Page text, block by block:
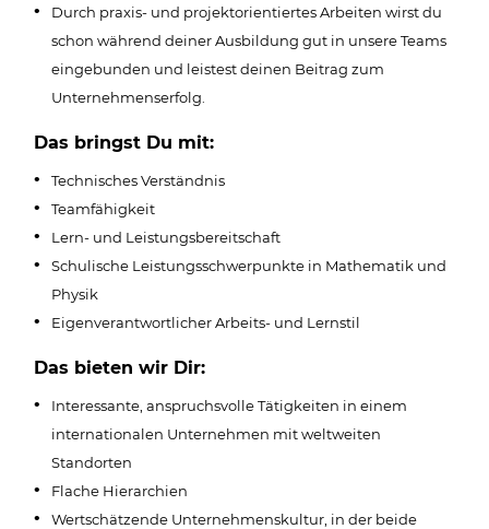
Durch praxis- und projektorientiertes Arbeiten wirst du
schon während deiner Ausbildung gut in unsere Teams
eingebunden und leistest deinen Beitrag zum
Unternehmenserfolg.
Das bringst Du mit:
Technisches Verständnis
Teamfähigkeit
Lern- und Leistungsbereitschaft
Schulische Leistungsschwerpunkte in Mathematik und
Physik
Eigenverantwortlicher Arbeits- und Lernstil
Das bieten wir Dir:
Interessante, anspruchsvolle Tätigkeiten in einem
internationalen Unternehmen mit weltweiten
Standorten
Flache Hierarchien
Wertschätzende Unternehmenskultur, in der beide